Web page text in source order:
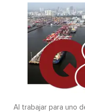
Al trabajar para uno